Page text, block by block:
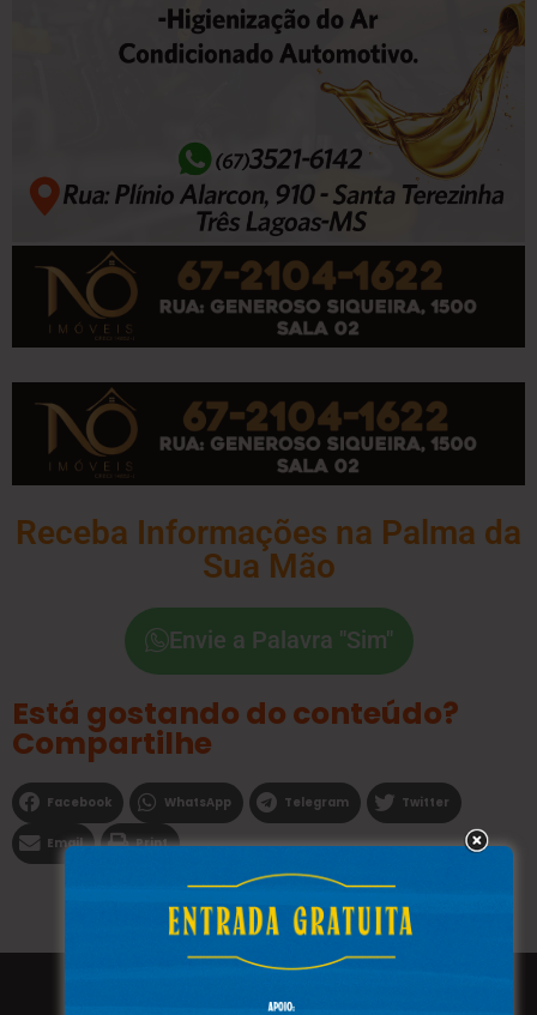
Receba Informações na Palma da
Sua Mão
Envie a Palavra "Sim"
Está gostando do conteúdo?
Compartilhe
Facebook WhatsApp Telegram Twitter
Email Print
Todos os direitos reservados a WEBFAVORITA.COM.BR